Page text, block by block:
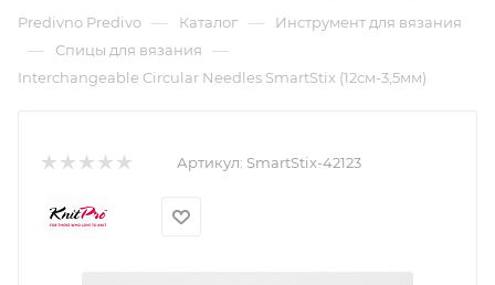
Predivno Predivo — Каталог — Инструмент для вязания
— Спицы для вязания —
Interchangeable Circular Needles SmartStix (12см-3,5мм)
Артикул: SmartStix-42123